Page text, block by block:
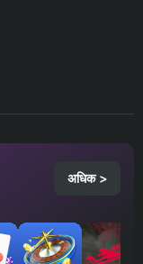
अधिक >